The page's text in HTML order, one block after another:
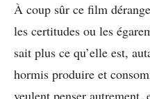
À coup sûr ce film
les certitudes ou les
sait plus ce qu’elle est,
hormis produire et